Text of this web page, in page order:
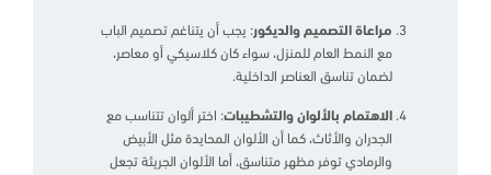
مراعاة التصميم والديكور: يجب أن يتناغم تصميم الباب
مع النمط العام للمنزل، سواء كان كلاسيكي أو معاصر،
لضمان تناسق العناصر الداخلية.
الاهتمام بالألوان والتشطيبات: اختر ألوان تتناسب مع
الجدران والأثاث، كما أن الألوان المحايدة مثل الأبيض
والرمادي توفر مظهر متناسق، أما الألوان الجريئة تجعل